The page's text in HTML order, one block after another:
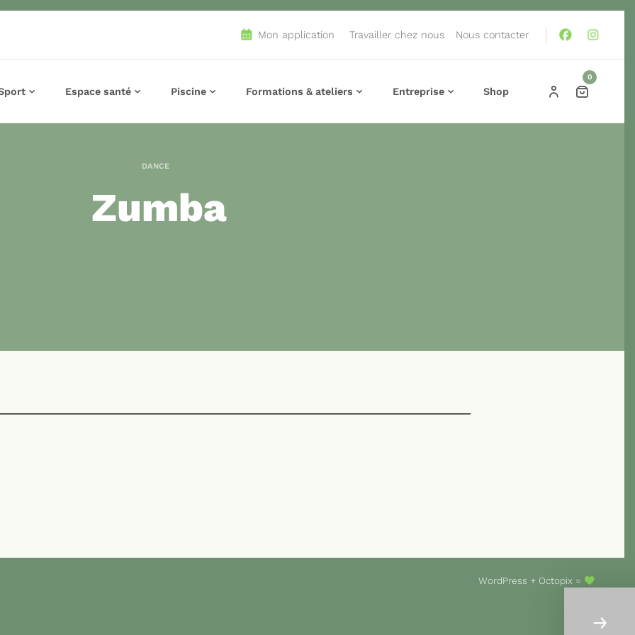
Mon application Travailler chez nous Nous contacter
Espace santé Piscine Formations & ateliers Entreprise Shop
0
DANCE
Zumba
WordPress + Octopix =